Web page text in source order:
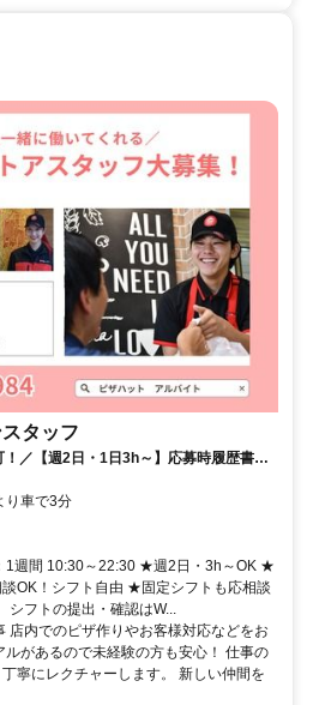
タッフ
／【週2日・1日3h～】応募時履歴書不
り車で3分
1週間 10:30～22:30 ★週2日・3h～OK ★
OK！シフト自由 ★固定シフトも応相談
シフトの提出・確認はW...
店内でのピザ作りやお客様対応などをお
があるので未経験の方も安心！ 仕事の
寧にレクチャーします。 新しい仲間を